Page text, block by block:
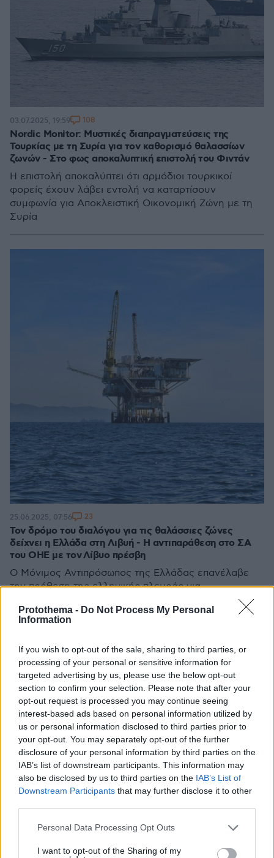
Protothema - Do Not Process My Personal
Information
If you wish to opt-out of the sale, sharing to third parties, or
processing of your personal or sensitive information for
targeted advertising by us, please use the below opt-out
section to confirm your selection. Please note that after your
opt-out request is processed you may continue seeing
interest-based ads based on personal information utilized by
us or personal information disclosed to third parties prior to
your opt-out. You may separately opt-out of the further
disclosure of your personal information by third parties on the
IAB’s list of downstream participants. This information may
also be disclosed by us to third parties on the IAB’s List of
Downstream Participants that may further disclose it to other
Please note that this website/app uses one or more Google
not limited to your visit or usage behaviour. You may click to
Personal Data Processing Opt Outs
I want to opt-out of the Sharing of my
Nordic Monitor: Μυστικές διαπραγματεύσεις της
Τουρκίας με τη Συρία για τον καθορισμό θαλασσίων
ζωνών - Στο φως αποκαλυπτική επιστολή του Φιντάν
Η επιστολή αποκαλύπτει ότι αρμόδιοι τουρκικοί
φορείς έχουν λάβει εντολή να καταρτίσουν
συμφωνία για Αποκλειστική Οικονομική Ζώνη με τη
Συρία
03.07.2025, 19:59 108
Τον δρόμο του διαλόγου για τις θαλάσσιες ζώνες
δείχνει η Ελλάδα στη Λιβυή - Η αντιπαράθεση στο ΣΑ
του ΟΗΕ με τον Λίβυο πρέσβη
Ο Μόνιμος Αντιπρόσωπος της Ελλάδας επανέλαβε
την πρόθεση της ελληνικής πλευράς για
διμερή ζητήματα, συμπεριλαμβανομένης και της
οριοθέτησης των θαλασσίων ζωνών
25.06.2025, 07:56 23